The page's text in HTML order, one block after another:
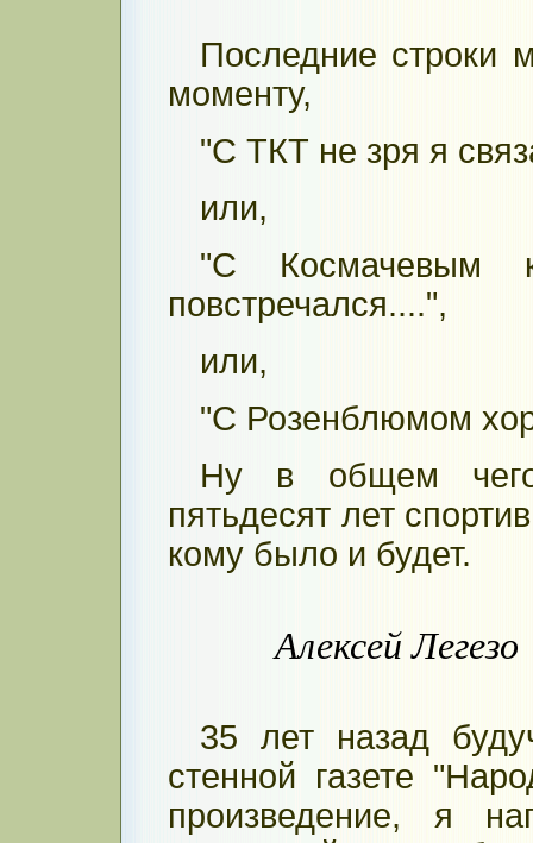
Последние строки
моменту,
"С ТКТ не зря я
или,
"С Космачевым
повстречался....",
или,
"С Розенблюмом
Ну в общем
пятьдесят лет
кому было и будет.
Алексей Легезо
35 лет назад
стенной газете
произведение, я